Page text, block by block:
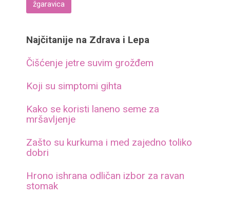
žgaravica
Najčitanije na Zdrava i Lepa
Čišćenje jetre suvim grožđem
Koji su simptomi gihta
Kako se koristi laneno seme za
mršavljenje
Zašto su kurkuma i med zajedno toliko
dobri
Hrono ishrana odličan izbor za ravan
stomak